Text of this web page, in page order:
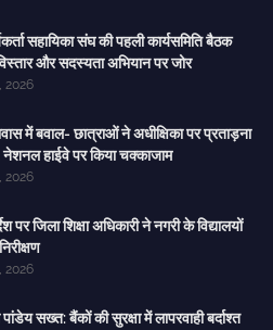
सहायिका संघ की पहली कार्यसमिति बैठक
और सदस्यता अभियान पर जोर
2026
में बवाल- छात्राओं ने अधीक्षिका पर प्रताड़ना
हाईवे पर किया चक्काजाम
2026
पर जिला शिक्षा अधिकारी ने नगरी के विद्यालयों
2026
सख्त: बैंकों की सुरक्षा में लापरवाही बर्दाश्त